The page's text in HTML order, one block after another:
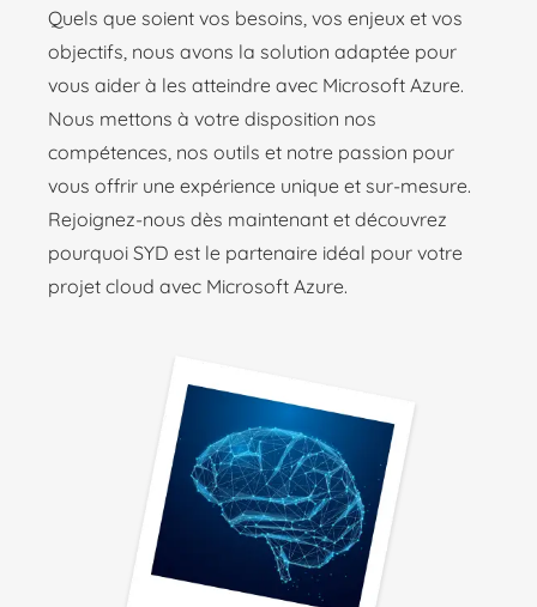
Quels que soient vos besoins, vos enjeux et vos
objectifs, nous avons la solution adaptée pour
vous aider à les atteindre avec Microsoft Azure.
Nous mettons à votre disposition nos
compétences, nos outils et notre passion pour
vous offrir une expérience unique et sur-mesure.
Rejoignez-nous dès maintenant et découvrez
pourquoi SYD est le partenaire idéal pour votre
projet cloud avec Microsoft Azure.